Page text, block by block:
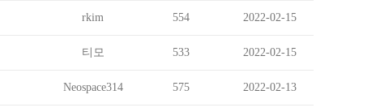
rkim 554 2022-02-15
티모 533 2022-02-15
Neospace314 575 2022-02-13